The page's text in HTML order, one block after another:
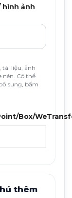
hình ảnh
tài liệu, ảnh
nén. Có thể
sung, bấm
Box/
thêm